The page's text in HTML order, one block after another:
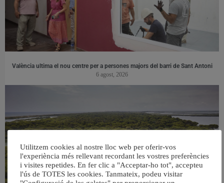
València ultima el nou centre per a persones majors del barri de Sant Antoni
6 agost, 2026
Utilitzem cookies al nostre lloc web per oferir-vos
l'experiència més rellevant recordant les vostres preferències
i visites repetides. En fer clic a "Acceptar-ho tot", accepteu
l'ús de TOTES les cookies. Tanmateix, podeu visitar